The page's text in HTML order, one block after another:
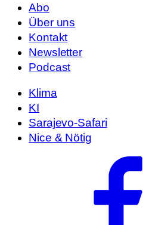
Abo
Über uns
Kontakt
Newsletter
Podcast
Klima
KI
Sarajevo-Safari
Nice & Nötig